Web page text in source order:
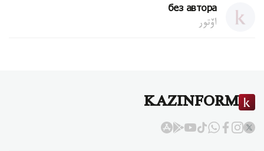
без автора
اۆتور
KAZINFORM